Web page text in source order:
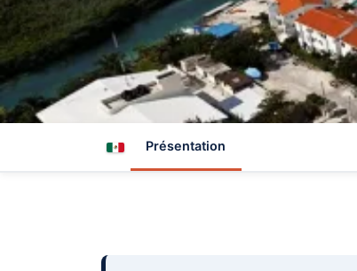
Présentation